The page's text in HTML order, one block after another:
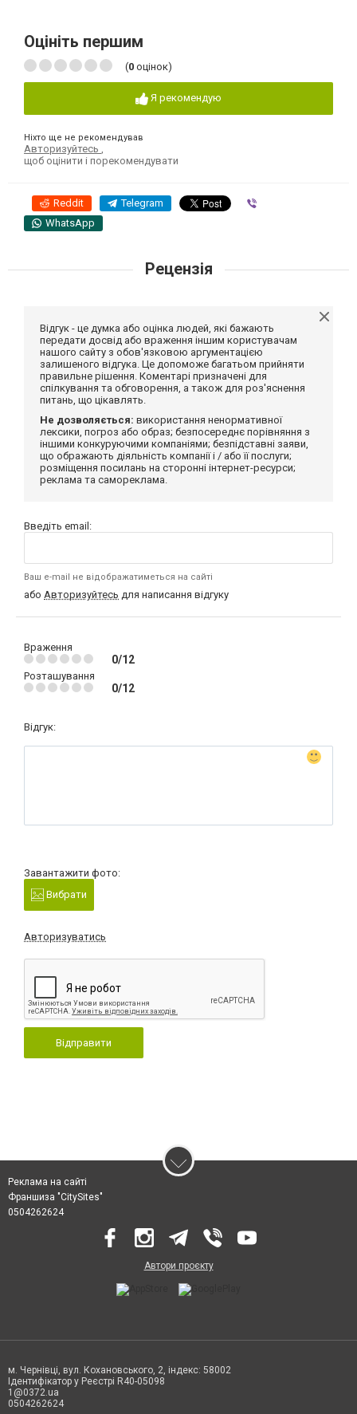
Оцініть першим
(0 оцінок)
Я рекомендую
Ніхто ще не рекомендував
Авторизуйтесь
щоб оцінити і порекомендувати
Reddit Telegram
WhatsApp
Рецензія
Відгук - це думка або оцінка людей, які бажають
передати досвід або враження іншим користувачам
нашого сайту з обов'язковою аргументацією
залишеного відгука. Це допоможе багатьом прийняти
правильне рішення. Коментарі призначені для
спілкування та обговорення, а також для роз'яснення
питань, що цікавлять.
Не дозволяється: використання ненормативної
лексики, погроз або образ; безпосереднє порівняння з
іншими конкуруючими компаніями; безпідставні заяви,
що ображають діяльність компанії і / або її послуги;
розміщення посилань на сторонні інтернет-ресурси;
реклама та самореклама.
Введіть email:
Ваш e-mail не відображатиметься на сайті
або Авторизуйтесь для написання відгуку
Враження
0/12
Розташування
0/12
Відгук:
Завантажити фото:
Вибрати
Авторизуватись
Відправити
Реклама на сайті
Франшиза "CitySites"
0504262624
Автори проєкту
м. Чернівці, вул. Кохановського, 2, індекс: 58002
Ідентифікатор у Реєстрі R40-05098
1@0372.ua
0504262624